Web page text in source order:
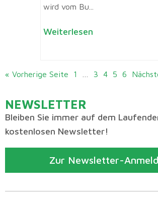
wird vom Bu...
Weiterlesen
« Vorherige Seite 1 3 4 5 6
NEWSLETTER
Bleiben Sie immer auf dem
kostenlosen Newsletter!
Zur Newsletter-